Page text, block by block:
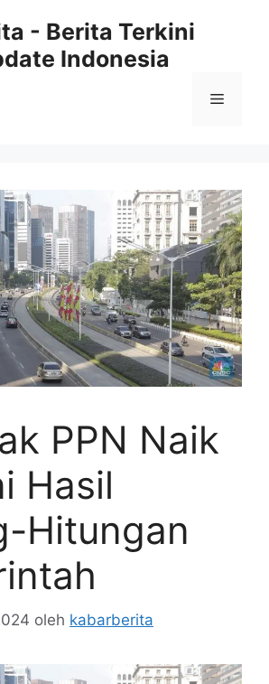
- Berita Terkini
Indonesia
Menu
PPN Naik
Hasil
Hitungan
oleh kabarberita